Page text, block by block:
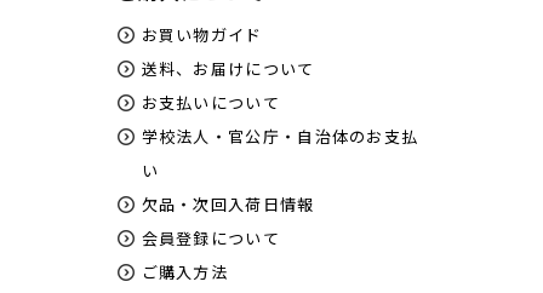
お買い物ガイド
送料、お届けについて
お支払いについて
学校法人・官公庁・自治体のお支払
い
欠品・次回入荷日情報
会員登録について
ご購入方法